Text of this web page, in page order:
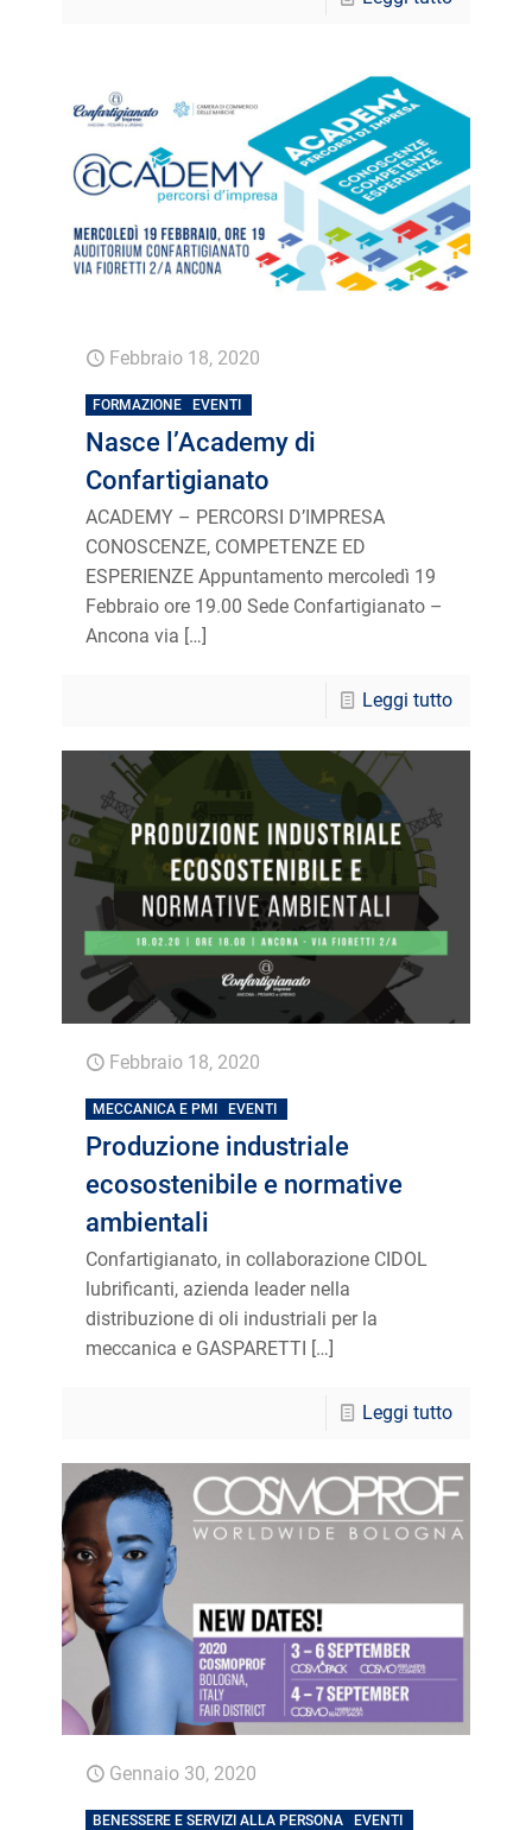
Febbraio 18, 2020
FORMAZIONE EVENTI
Nasce l’Academy di
Confartigianato
ACADEMY – PERCORSI D’IMPRESA
CONOSCENZE, COMPETENZE ED
ESPERIENZE Appuntamento mercoledì 19
Febbraio ore 19.00 Sede Confartigianato –
Ancona via […]
Leggi tutto
Febbraio 18, 2020
MECCANICA E PMI EVENTI
Produzione industriale
ecosostenibile e normative
ambientali
Confartigianato, in collaborazione CIDOL
lubrificanti, azienda leader nella
distribuzione di oli industriali per la
meccanica e GASPARETTI […]
Leggi tutto
Gennaio 30, 2020
BENESSERE E SERVIZI ALLA PERSONA EVENTI